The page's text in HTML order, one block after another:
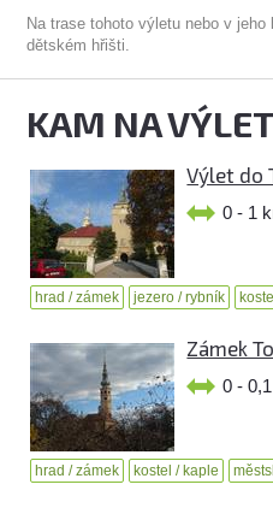
Na trase tohoto výletu nebo v
dětském hřišti.
KAM NA VÝLET
Výlet do
0 - 1
hrad / zámek jezero / rybník
Zámek
0 -
hrad / zámek kostel / kaple